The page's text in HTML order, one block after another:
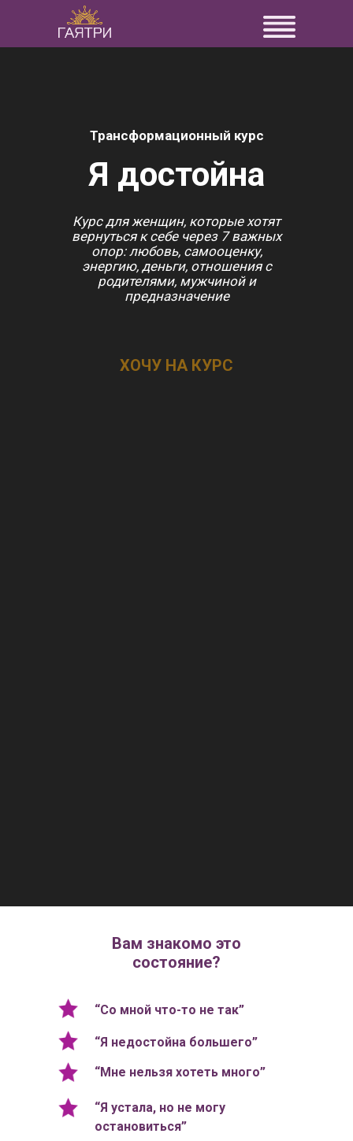
Трансформационный курс
Курс для женщин, которые хотят
вернуться к себе через 7 важных
опор: любовь, самооценку,
энергию, деньги, отношения с
родителями, мужчиной и
предназначение
Я достойна
ХОЧУ НА КУРС
Вам знакомо это
состояние?
“Со мной что-то не так”
“Я недостойна большего”
“Мне нельзя хотеть много”
“Я устала, но не могу
остановиться”